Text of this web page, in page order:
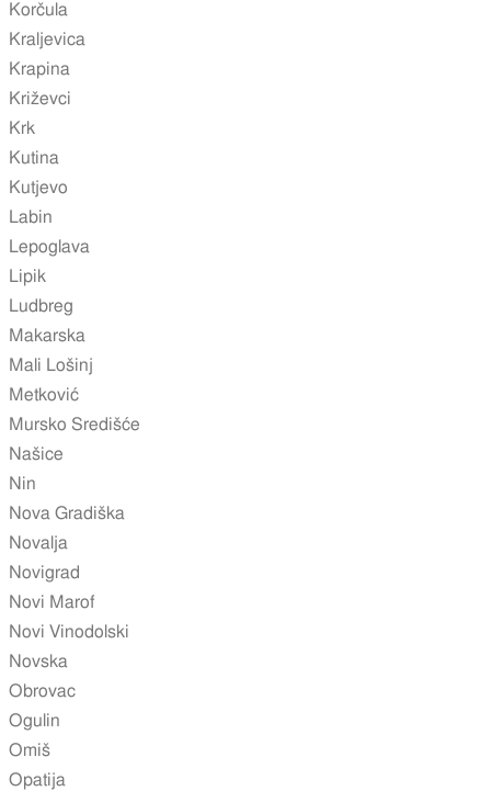
Korčula
Kraljevica
Krapina
Križevci
Krk
Kutina
Kutjevo
Labin
Lepoglava
Lipik
Ludbreg
Makarska
Mali Lošinj
Metković
Mursko Središće
Našice
Nin
Nova Gradiška
Novalja
Novigrad
Novi Marof
Novi Vinodolski
Novska
Obrovac
Ogulin
Omiš
Opatija